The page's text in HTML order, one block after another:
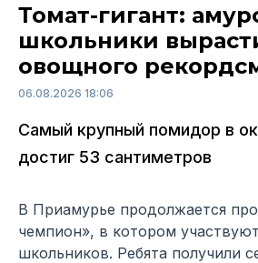
Томат-гигант:
школьники
овощного
06.08.2026 18:06
Самый крупный помидор в
достиг 53 сантиметров
В Приамурье продолжается
чемпион», в котором
школьников. Ребята получили